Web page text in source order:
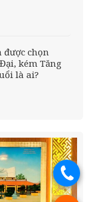
được chọn
kém Tăng
là ai?
.